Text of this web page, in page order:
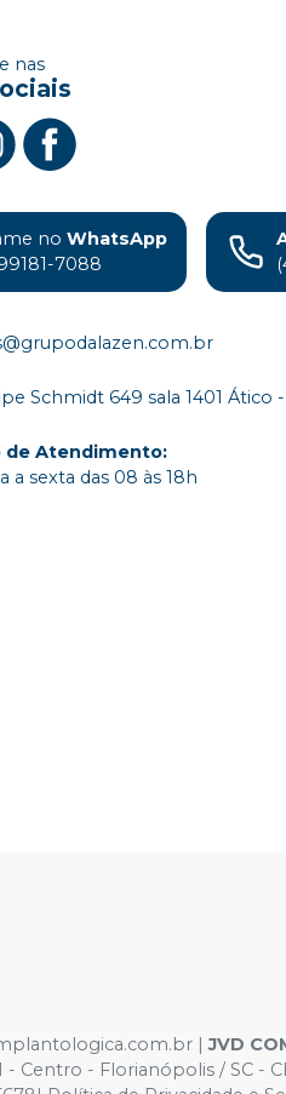
nas
no WhatsApp
7088
Schmidt 649 sala 1401 Ático
de Atendimento:
a sexta das 08 às 18h
|JVD
- Centro - Florianópolis / SC